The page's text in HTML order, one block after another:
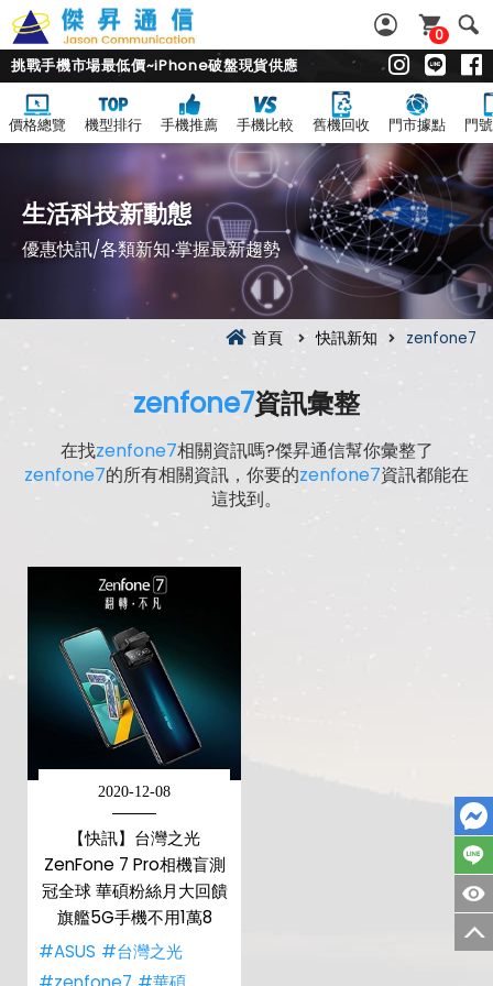
0
挑戰手機市場最低價~iPhone破盤現貨供應
價格總覽 機型排行 手機推薦 手機比較 舊機回收 門市據點 門
生活科技新動態
優惠快訊/各類新知‧掌握最新趨勢
首頁 快訊新知 zenfone7
zenfone7資訊彙整
在找zenfone7相關資訊嗎?傑昇通信幫你彙整了
zenfone7的所有相關資訊，你要的zenfone7資訊都能在
這找到。
2020-12-08
【快訊】台灣之光
ZenFone 7 Pro相機盲測
冠全球 華碩粉絲月大回饋
旗艦5G手機不用1萬8
#ASUS #台灣之光